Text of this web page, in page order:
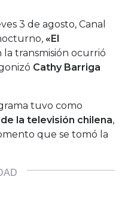
3 de agosto, Canal
«El
la transmisión ocurrió
Cathy Barriga
tuvo como
la televisión chilena,
que se tomó la